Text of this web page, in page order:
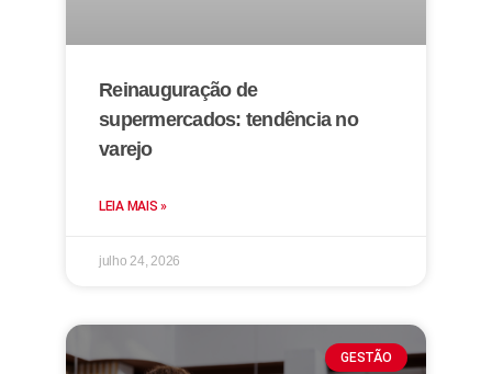
Reinauguração de
supermercados: tendência no
varejo
LEIA MAIS »
julho 24, 2026
GESTÃO